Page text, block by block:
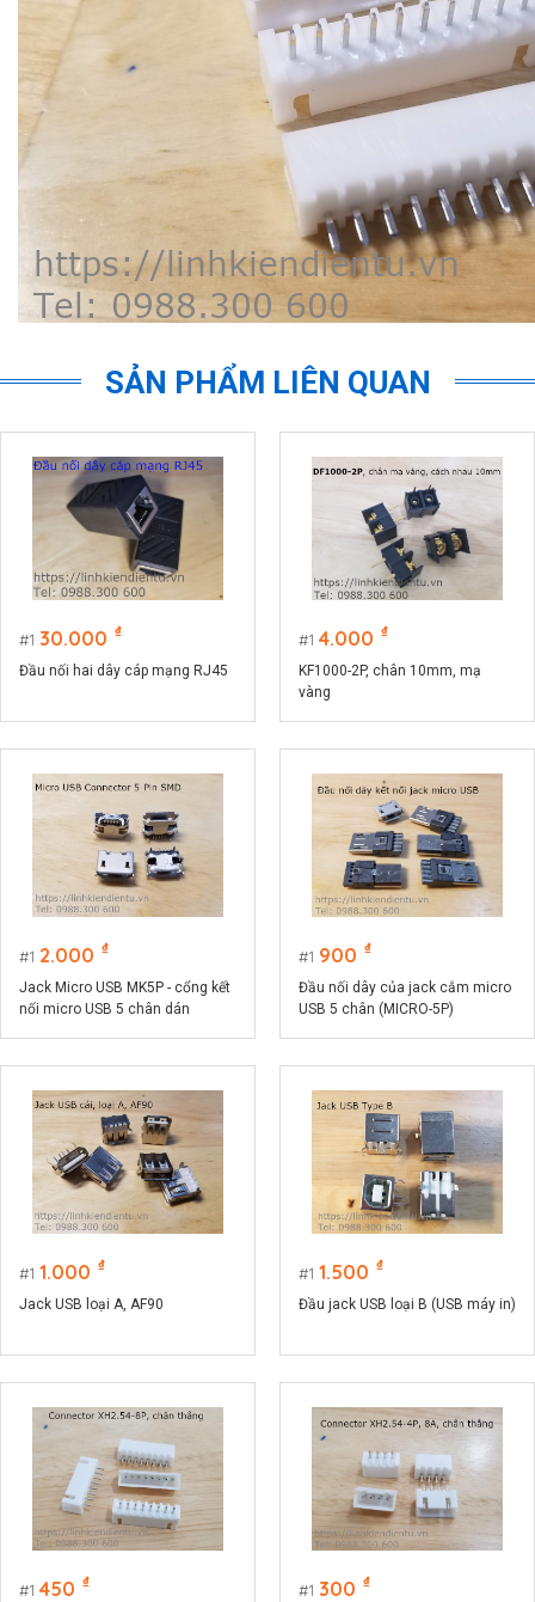
SẢN PHẨM LIÊN QUAN
1 30.000 ₫
Đầu nối hai dây cáp mạng RJ45
1 4.000 ₫
KF1000-2P, chân 10mm, mạ
vàng
1 2.000 ₫
Jack Micro USB MK5P - cổng kết
nối micro USB 5 chân dán
1 900 ₫
Đầu nối dây của jack cắm micro
USB 5 chân (MICRO-5P)
1 1.000 ₫
Jack USB loại A, AF90
1 1.500 ₫
Đầu jack USB loại B (USB máy in)
1 450 ₫ 1 300 ₫